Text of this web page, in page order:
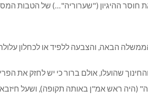
חוסר ההיגיון ("שערוריה"…) של הטבות
הבאה, והצבעה ללפיד או לכחלון
והחינוך שהועלו, אולם ברור כי יש לחזק
(היה ראש אמ"ן באותה תקופה), ושעל